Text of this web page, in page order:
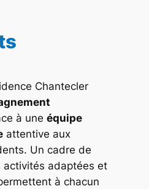
Chantecler
à uneéquipe
attentive aux
Un cadre de
activités adaptées et
à chacun